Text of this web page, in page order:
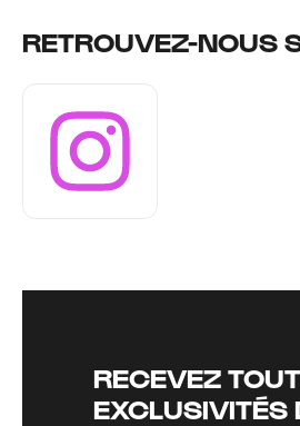
RETROUVEZ-NOUS
RECEVEZ
EXCLUSIVITÉS